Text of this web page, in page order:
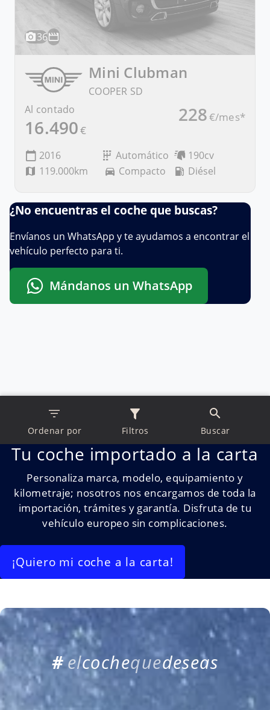
36
Mini Clubman
COOPER SD
Al contado
16.490€
228€/mes*
2016 Automático
190cv
119.000km
Compacto Diésel
¿No encuentras el coche que buscas?
Envíanos un WhatsApp y te ayudamos a encontrar el
vehículo perfecto para ti.
Mándanos un WhatsApp
Ordenar por Filtros Buscar
Tu coche importado a la carta
Personaliza marca, modelo, equipamiento y
kilometraje; nosotros nos encargamos de toda la
importación, trámites y garantía. Disfruta de tu
vehículo europeo sin complicaciones.
¡Quiero mi coche a la carta!
#elcochequedeseas